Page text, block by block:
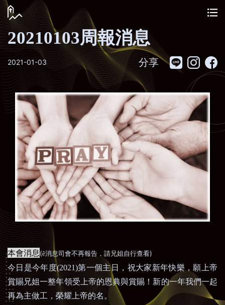
20210103周報消息
2021-01-03 分享
本會消息(ê消息司會不再報告，請兄姐自行查看)
今日是今年度(2021)第一個主日，祝大家新年快樂，願上帝
賞賜兄姐一整年領受上帝的恩典與賞賜！新的一年我們一起
再為主做工，榮耀上帝的名。